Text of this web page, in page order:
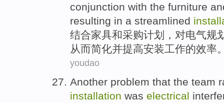
conjunction with the furniture
resulting in a streamlined
结合家具和采购计划 ，对电气规
从而简化并提高安装工作的效率
youdao
Another problem that the team
installation was electrical